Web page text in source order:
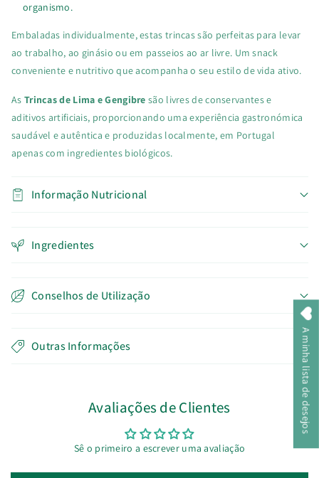
organismo.
Embaladas individualmente, estas trincas são perfeitas para levar
ao trabalho, ao ginásio ou em passeios ao ar livre. Um snack
conveniente e nutritivo que acompanha o seu estilo de vida ativo.
As Trincas de Lima e Gengibresão livres de conservantes e
aditivos artificiais, proporcionando uma experiência gastronómica
saudável e autêntica e produzidas localmente, em Portugal
apenas com ingredientes biológicos.
Informação Nutricional
Ingredientes
Conselhos de Utilização
Outras Informações
Avaliações de Clientes
Sê o primeiro a escrever uma avaliação
A minha lista de desejos